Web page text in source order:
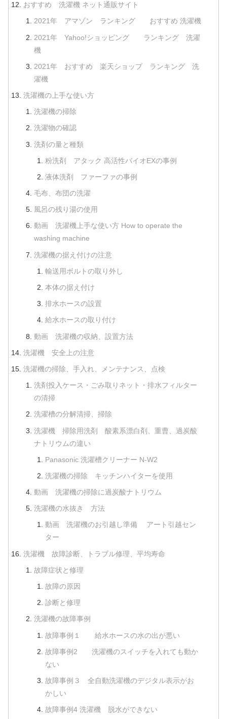
おすすめ 洗濯機 ネット通販サイト
2021年 アマゾン ランキング おすすめ 洗濯機
2021年 Yahoo!ショッピング ランキング 洗濯
機
2021年 おすすめ 楽天ショップ ランキング 洗
濯機
洗濯機の上手な使い方
洗濯機の掃除
洗濯物の確認
洗剤の量と種類
粉洗剤 アタック 高活性バイオEXの事例
液体洗剤 ファーファの事例
毛布、布団の洗濯
風呂の残り湯の使用
動画 洗濯機上手な使い方 How to operate the
washing machine
洗濯機の据え付けの注意
輸送用ボルトの取り外し
本体の据え付け
排水ホースの設置
給水ホースの取り付け
動画 洗濯機の収納、設置方法
洗濯機 安全上の注意
洗濯機の掃除、手入れ、メンテナンス、点検
洗剤投入ケース・ごみ取りネット・排水フィルター
の清掃
洗濯槽の分解清掃、掃除
洗濯機 掃除用洗剤 酸素系漂白剤、重曹、過炭酸
ナトリウムの違い
Panasonic 洗濯槽クリーナー N-W2
洗濯機の掃除 キッチンハイターを使用
動画 洗濯機の掃除に過炭酸ナトリウム
洗濯機の水抜き 方法
動画 洗濯機のお引越し準備 アート引越セン
ター
洗濯機 故障診断、トラブル修理、平均寿命
故障症状と修理
故障の原因
診断と修理
洗濯機の故障事例
故障事例１ 給水ホースの水の出が悪い
故障事例2 洗濯機のスイッチを入れても動か
ない
故障事例３ 全自動洗濯機のデジタル表示がお
かしい
故障事例4 洗濯機 脱水ができない